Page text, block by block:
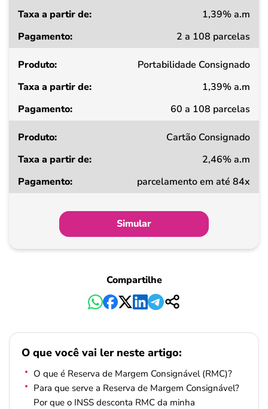
Taxa
a
de
Pagamento
1,39% a.m
2 a 108 parcelas
Portabilidade Consignado
1,39% a.m
60 a 108 parcelas
Cartão Consignado
2,46% a.m
parcelamento em até 84x
Simular
Compartilhe
O que você vai ler neste artigo:
O que é Reserva de Margem Consignável (RMC)?
Para que serve a Reserva de Margem Consignável?
Por que o INSS desconta RMC da minha